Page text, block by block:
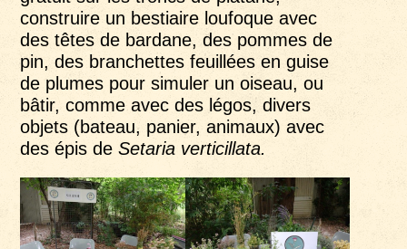
construire un bestiaire loufoque avec
des têtes de bardane, des pommes de
pin, des branchettes feuillées en guise
de plumes pour simuler un oiseau, ou
bâtir, comme avec des légos, divers
objets (bateau, panier, animaux) avec
des épis deSetaria verticillata.